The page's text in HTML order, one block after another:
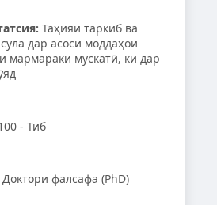
Таҳияи таркиб ва
дар асоси моддаҳои
мармараки мускатӣ, ки дар
- Тиб
Доктори фалсафа (PhD)